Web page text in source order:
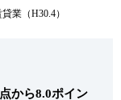
業（H30.4）
から8.0ポイン